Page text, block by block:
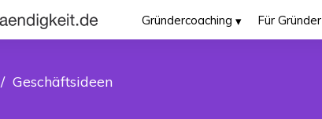
Gründercoaching Für Gründer
/ Geschäftsideen